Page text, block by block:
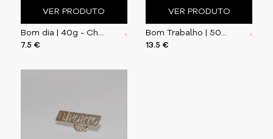
VER PRODUTO
Bom dia | 40g - Chá Preto com Bergamota e Flores d
7.5 €
VER PRODUTO
Bom Trabalho | 50g - Chá Verde com Flores
13.5 €